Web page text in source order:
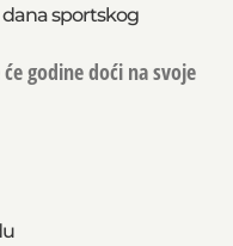
dana sportskog
godine doći na svoje